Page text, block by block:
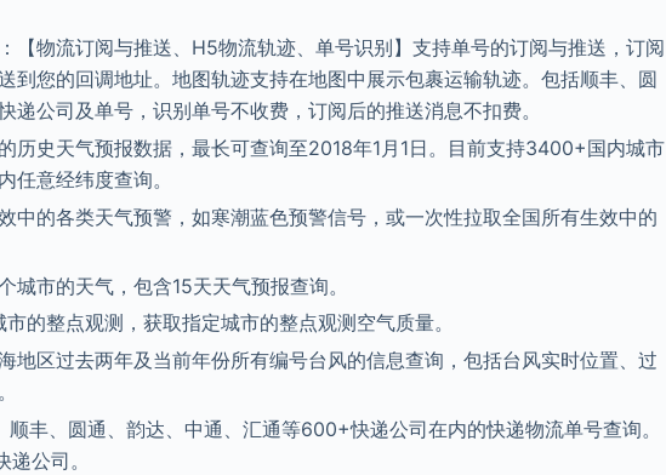
：【物流订阅与推送、H5物流轨迹、单号识别】支持单号的订阅与推送，订阅
到您的回调地址。地图轨迹支持在地图中展示包裹运输轨迹。包括顺丰、圆
递公司及单号，识别单号不收费，订阅后的推送消息不扣费。
历史天气预报数据，最长可查询至2018年1月1日。目前支持3400+国内城市
任意经纬度查询。
中的各类天气预警，如寒潮蓝色预警信号，或一次性拉取全国所有生效中的
城市的天气，包含15天天气预报查询。
的整点观测，获取指定城市的整点观测空气质量。
地区过去两年及当前年份所有编号台风的信息查询，包括台风实时位置、过
顺丰、圆通、韵达、中通、汇通等600+快递公司在内的快递物流单号查询。
公司。